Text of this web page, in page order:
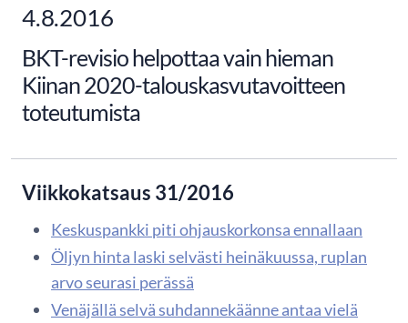
4.8.2016
BKT-revisio helpottaa vain hieman
Kiinan 2020-talouskasvutavoitteen
toteutumista
Viikkokatsaus 31/2016
Keskuspankki piti ohjauskorkonsa ennallaan
Öljyn hinta laski selvästi heinäkuussa, ruplan
arvo seurasi perässä
Venäjällä selvä suhdannekäänne antaa vielä